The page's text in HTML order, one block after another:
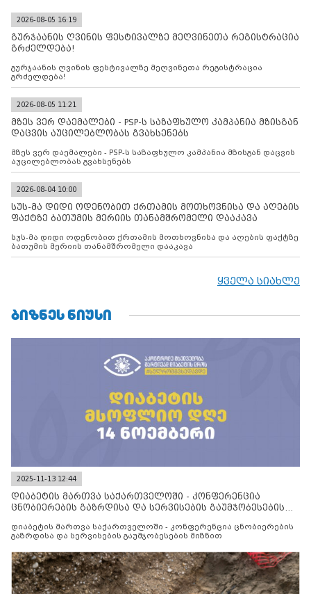
2026-08-05 16:19
გურჯაანის ღვინის ფესტივალზე მეღვინეთა რეგისტრაცია
გრძელდება!
გურჯაანის ღვინის ფესტივალზე მეღვინეთა რეგისტრაცია
გრძელდება!
2026-08-05 11:21
მზეს ვერ დაემალები - PSP-ს საზაფხულო კამპანია მზისგან
დაცვის აუცილებლობას გვახსენებს
მზეს ვერ დაემალები - PSP-ს საზაფხულო კამპანია მზისგან დაცვის
აუცილებლობას გვახსენებს
2026-08-04 10:00
სუს-მა დიდი ოდენობით ქრთამის მოთხოვნისა და აღების
ფაქტზე ბათუმის მერიის თანამშრომელი დააკავა
სუს-მა დიდი ოდენობით ქრთამის მოთხოვნისა და აღების ფაქტზე
ბათუმის მერიის თანამშრომელი დააკავა
ყველა სიახლე
ᲑᲘᲖᲜᲔᲡ ᲜᲘᲣᲡᲘ
2025-11-13 12:44
დიაბეტის მართვა საქართველოში - კონფერენცია
ცნობიერების გაზრდისა და სერვისების გაუმჯობესების
დიაბეტის მართვა საქართველოში - კონფერენცია ცნობიერების
გაზრდისა და სერვისების გაუმჯობესების მიზნით